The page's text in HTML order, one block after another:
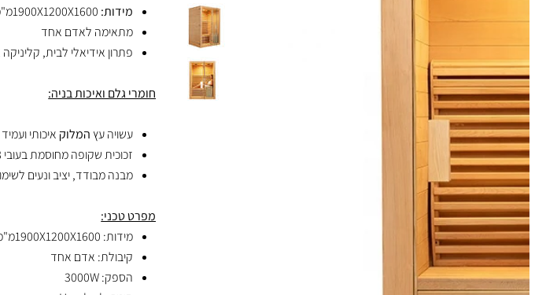
מידות:
מתאימה לאדם אחד
פתרון אידיאלי לבית,
חומרי גלם ואיכות בניה:
עשויה עץ המלוקאיכותי ועמיד
זכוכית שקופה מחוסמת בעובי 8 מ"מ
מבנה מבודד, יציב ונעים
מפרט טכני:
מידות: 1900X1200X1600מ"מ
קיבולת: אדם אחד
הספק: 3000W